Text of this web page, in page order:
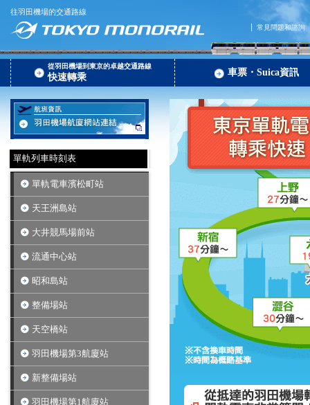
往羽田機場的交通路線
常見問題和諮詢
從羽田機場到東京的卓越交通路線
快速轉乘 車票・Suica資訊
單軌列車時刻表
單軌電車濱松町站
天王洲島站
大井競馬場前站
流通中心站
昭和島站
整備場站
天空橋站
羽田機場第3航廈站
新整備場站
羽田機場第1航廈站